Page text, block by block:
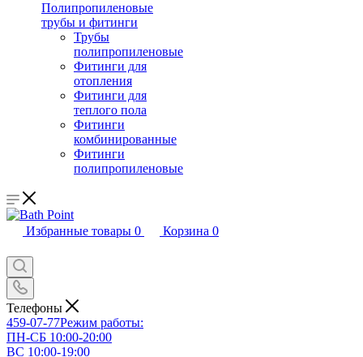
Полипропиленовые
трубы и фитинги
Трубы
полипропиленовые
Фитинги для
отопления
Фитинги для
теплого пола
Фитинги
комбинированные
Фитинги
полипропиленовые
Избранные товары 0 Корзина 0
Телефоны
459-07-77Режим работы:
ПН-СБ 10:00-20:00
ВС 10:00-19:00